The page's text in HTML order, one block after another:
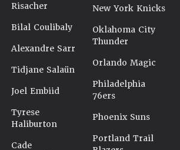
Risacher
Bilal Coulibaly
Alexandre Sarr
Tidjane Salaün
Joel Embiid
Tyrese
Haliburton
Cade
New York Knicks
Oklahoma City
Thunder
Orlando Magic
Philadelphia
76ers
Phoenix Suns
Portland Trail